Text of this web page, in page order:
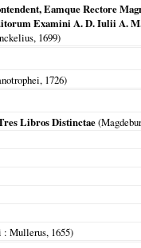
Eamque Rectore
Examini A. D. Iulii A.
1699)
1726)
Libros Distinctae(
: Mullerus, 1655)